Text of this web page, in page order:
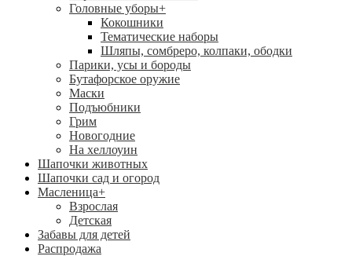
Головные уборы+
Кокошники
Тематические наборы
Шляпы, сомбреро, колпаки, ободки
Парики, усы и бороды
Бутафорское оружие
Маски
Подъюбники
Грим
Новогодние
На хеллоуин
Шапочки животных
Шапочки сад и огород
Масленица+
Взрослая
Детская
Забавы для детей
Распродажа